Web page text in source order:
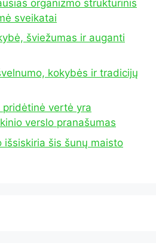
organizmo struktūrinis
sveikatai
šviežumas ir auganti
kokybės ir tradicijų
vertė yra
verslo pranašumas
išsiskiria šis šunų maisto